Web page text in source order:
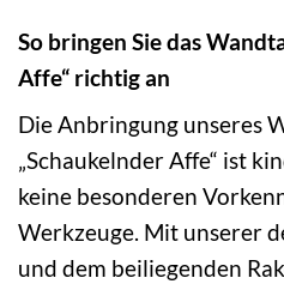
So bringen Sie das
Affe“ richtig an
Die Anbringung unseres
„Schaukelnder Affe“ ist
keine besonderen
Werkzeuge. Mit unserer
und dem beiliegenden